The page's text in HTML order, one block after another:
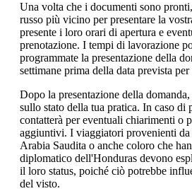
Una volta che i documenti sono
russo più vicino per presentare la
presente i loro orari di apertura e
prenotazione. I tempi di lavorazione
programmate la presentazione della
settimane prima della data prevista
Dopo la presentazione della
sullo stato della tua pratica. In caso di
contatterà per eventuali chiarimenti o
aggiuntivi. I viaggiatori provenienti da
Arabia Saudita o anche coloro che
diplomatico dell'Honduras devono
il loro status, poiché ciò potrebbe
del visto.